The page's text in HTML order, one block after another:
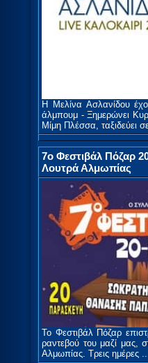
Η Μελίνα Ασλανίδου
άλμπουμ - Ξημερώνει
Μίμη Πλέσσα, ταξιδεύει
7ο Φεστιβάλ Πόζαρ
Λουτρά Αλμωπίας
Το Φεστιβάλ Πόζαρ
ραντεβού του μαζί μας,
Αλμωπίας. Τρεις ημέρες